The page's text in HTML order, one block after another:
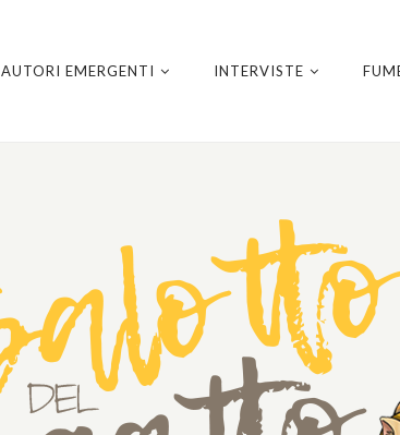
AUTORI EMERGENTI INTERVISTE